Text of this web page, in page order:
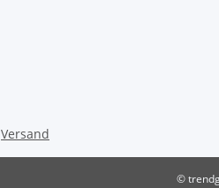
Versand
©